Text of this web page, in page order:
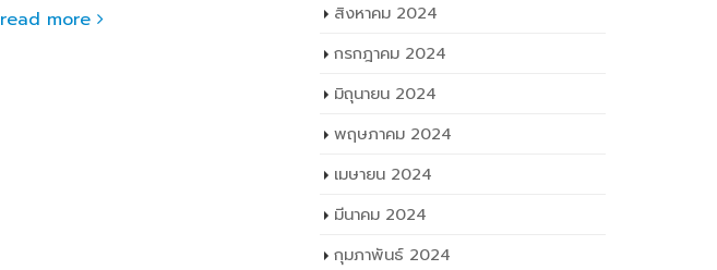
read more
FacebookTwitterLine
read more
สิงหาคม 2024
กรกฎาคม 2024
มิถุนายน 2024
พฤษภาคม 2024
เมษายน 2024
มีนาคม 2024
กุมภาพันธ์ 2024